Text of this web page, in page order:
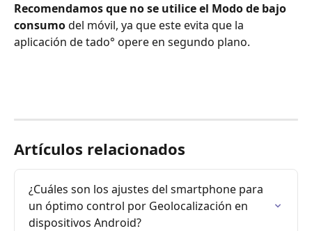
Recomendamos que no se utilice el Modo de bajo
consumo del móvil, ya que este evita que la
aplicación de tado° opere en segundo plano.
Artículos relacionados
¿Cuáles son los ajustes del smartphone para
un óptimo control por Geolocalización en
dispositivos Android?